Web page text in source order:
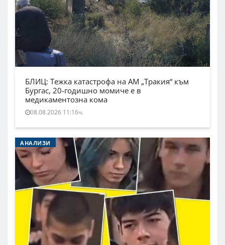
БЛИЦ: Тежка катастрофа на АМ „Тракия“ към
Бургас, 20-годишно момиче е в
медикаментозна кома
08.08.2026 11:16ч.
АНАЛИЗИ